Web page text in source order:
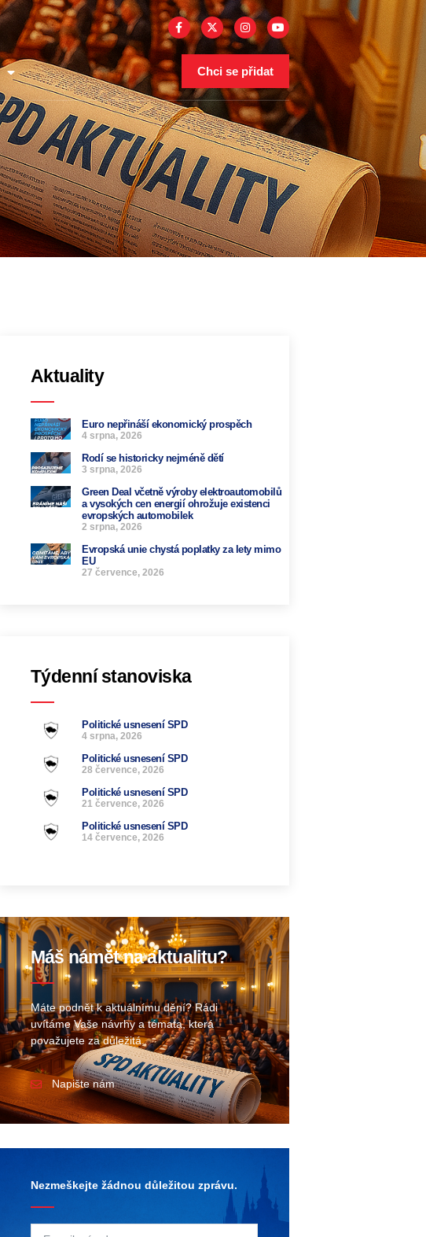
Chci se přidat
Aktuality
Euro nepřináší ekonomický prospěch
4 srpna, 2026
Rodí se historicky nejméně dětí
3 srpna, 2026
Green Deal včetně výroby elektroautomobilů
a vysokých cen energií ohrožuje existenci
evropských automobilek
2 srpna, 2026
Evropská unie chystá poplatky za lety mimo
EU
27 července, 2026
Týdenní stanoviska
Politické usnesení SPD
4 srpna, 2026
Politické usnesení SPD
28 července, 2026
Politické usnesení SPD
21 července, 2026
Politické usnesení SPD
14 července, 2026
Máš námět na aktualitu?
Máte podnět k aktuálnímu dění? Rádi
uvítáme Vaše návrhy a témata, která
považujete za důležitá.
Napište nám
Nezmeškejte žádnou důležitou zprávu.